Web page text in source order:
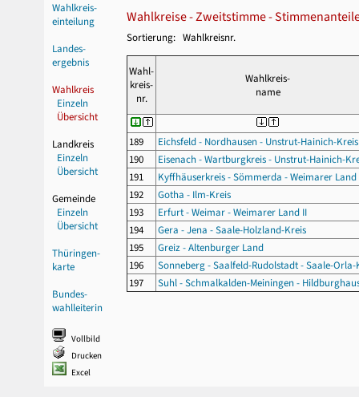
Wahlkreis-
einteilung
Landes-
ergebnis
Wahlkreis
Einzeln
Übersicht
Landkreis
Einzeln
Übersicht
Gemeinde
Einzeln
Übersicht
Thüringen-
karte
Bundes-
wahlleiterin
Vollbild
Drucken
Excel
Wahlkreise - Zweitstimme -
Sortierung: Wahlkreisnr.
Wahl-
kreis-
nr.
Wahlkreis-
name
189
Eichsfeld - Nordhausen - Unstrut-Hainich-
190
Eisenach - Wartburgkreis - Unstrut-Hainich-
191
Kyffhäuserkreis - Sömmerda - Weimarer Land
192
Gotha - Ilm-Kreis
193
Erfurt - Weimar - Weimarer Land II
194
Gera - Jena - Saale-Holzland-Kreis
195
Greiz - Altenburger Land
196
Sonneberg - Saalfeld-Rudolstadt - Saale-Orla-
197
Suhl - Schmalkalden-Meiningen -